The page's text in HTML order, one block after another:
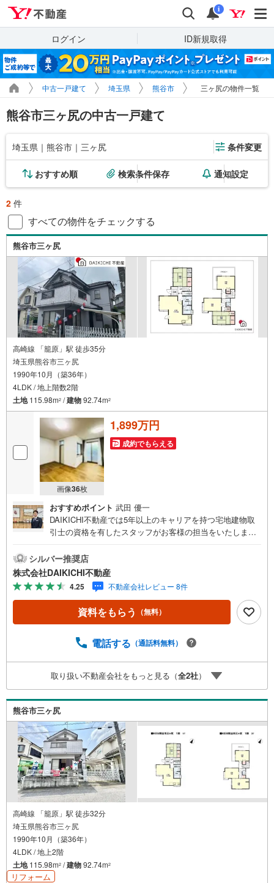
検索 通知
i
ログイン ID新規取得
中古一戸建て 埼玉県 熊谷市 三ヶ尻の物件一覧
熊谷市三ヶ尻の中古一戸建て
埼玉県｜熊谷市｜三ヶ尻 条件変更
おすすめ順 検索条件保存 通知設定
2 件
すべての物件をチェックする
熊谷市三ヶ尻
高崎線 「籠原」駅 徒歩35分
埼玉県熊谷市三ヶ尻
1990年10月（築36年）
4LDK / 地上階数2階
土地115.98m2 /建物92.74m2
画像36枚
1,899万円
成約でもらえる
おすすめポイント 武田 優一
DAIKICHI不動産では5年以上のキャリアを持つ宅地建物取
引士の資格を有したスタッフがお客様の担当をいたしま
すので、安心、安全のお取引ができる事をお約束いたしま
す。住宅ローンや火災保険、ライフライン（電気、ガス、
水道等）や税金の控除手続きまで、不動産購入に関わる全
ての手続きを私共がサポートいたします。お客様のご不明
点は丁寧にご説明いたしますのでご安心ください。その他
物件以外にかかる諸経費について、「どこに、なんで、い
わせください。
シルバー推奨店
株式会社DAIKICHI不動産
4.25 不動産会社レビュー 8件
資料をもらう （無料）
電話する （通話料無料）
取り扱い不動産会社をもっと見る（全2社）
熊谷市三ヶ尻
高崎線 「籠原」駅 徒歩32分
埼玉県熊谷市三ヶ尻
1990年10月（築36年）
4LDK / 地上2階
土地115.98m2 /建物92.74m2
リフォーム